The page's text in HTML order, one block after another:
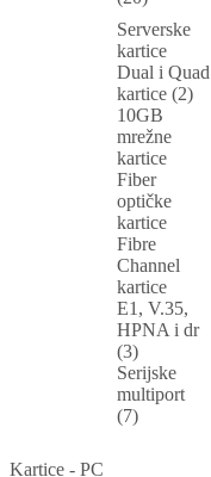
Kartice - PC
Serverske
kartice
Dual i Quad
kartice (2)
10GB
mrežne
kartice
Fiber
optičke
kartice
Fibre
Channel
kartice
E1, V.35,
HPNA i dr
(3)
Serijske
multiport
(7)